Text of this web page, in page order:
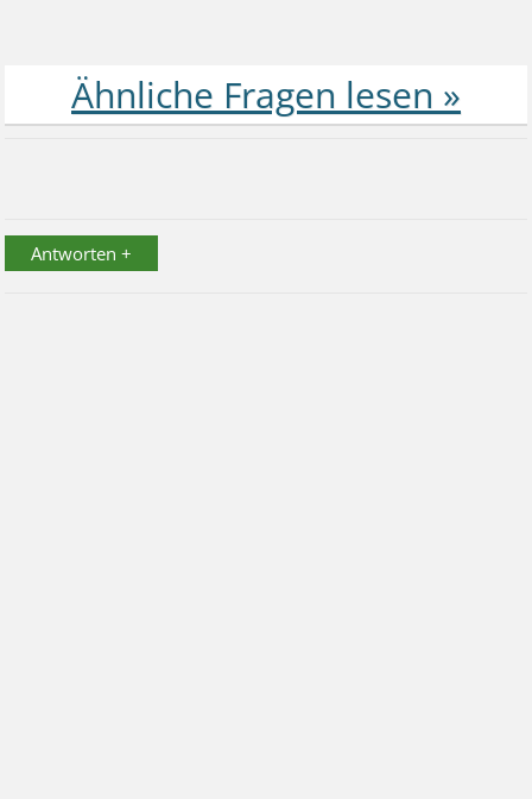
Antworten +